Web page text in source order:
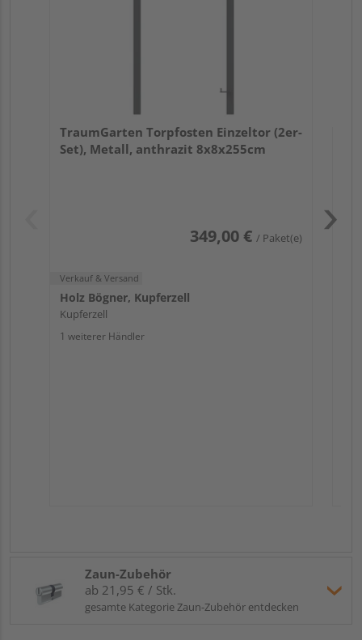
TraumGarten Torpfosten Einzeltor (2er-
Set), Metall, anthrazit 8x8x255cm
349,00 € / Paket(e)
Verkauf & Versand
Holz Bögner, Kupferzell
Kupferzell
1 weiterer Händler
Zaun-Zubehör
ab 21,95 € / Stk.
gesamte Kategorie Zaun-Zubehör entdecken